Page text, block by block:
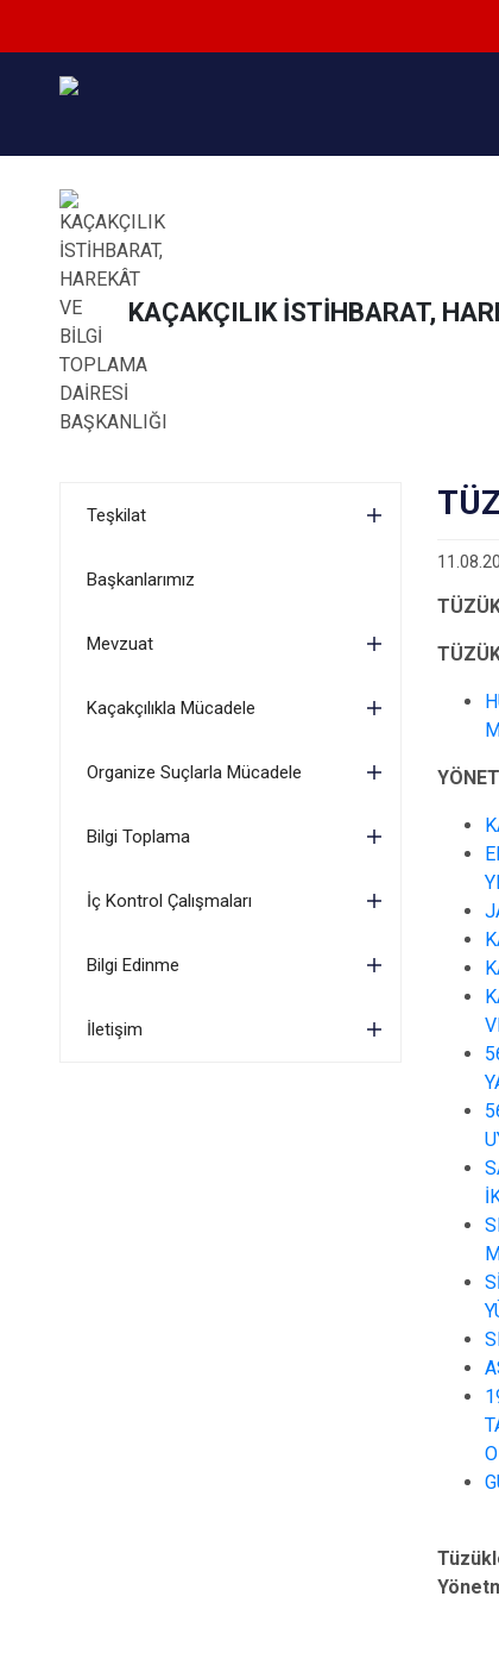
KAÇAKÇILIK İSTİHBARAT,
Teşkilat
Başkanlarımız
Mevzuat
Kaçakçılıkla Mücadele
Organize Suçlarla Mücadele
Bilgi Toplama
İç Kontrol Çalışmaları
Bilgi Edinme
İletişim